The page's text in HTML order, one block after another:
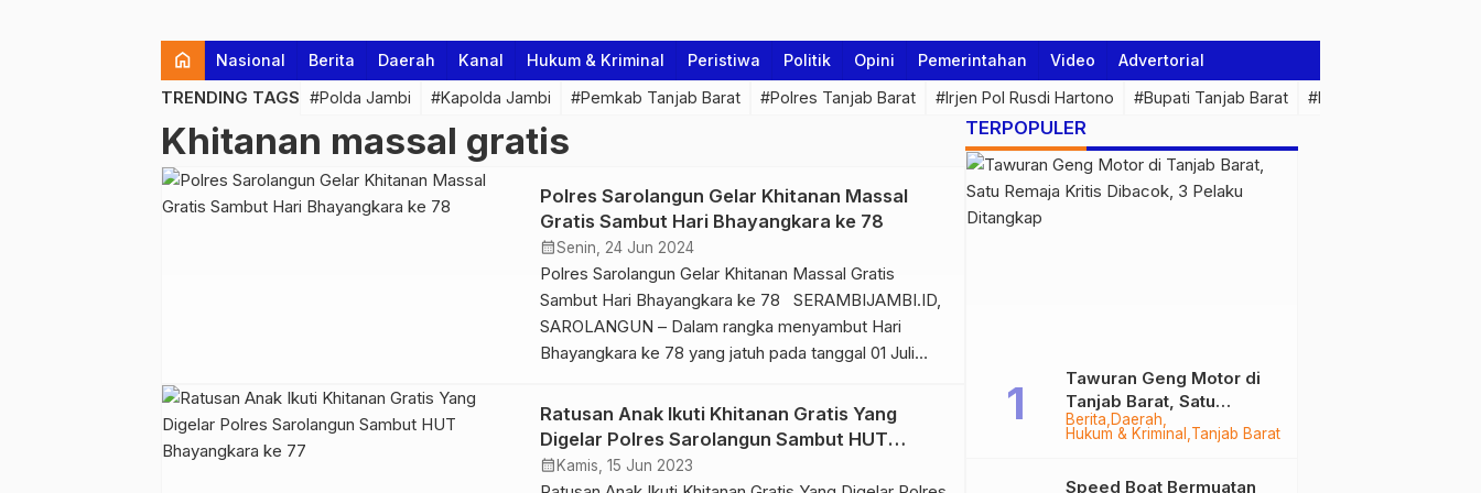
home Nasional Berita Daerah Kanal Hukum & Kriminal Peristiwa Politik Opini Pemerintahan Video Advertorial
TRENDING TAGS #Polda Jambi #Kapolda Jambi #Pemkab Tanjab Barat #Polres Tanjab Barat #Irjen Pol Rusdi Hartono #Bupati Tanjab Barat #Pemprov Jambi
Khitanan massal gratis
Polres Sarolangun Gelar Khitanan Massal
Gratis Sambut Hari Bhayangkara ke 78
calendar_monthSenin, 24 Jun 2024
Polres Sarolangun Gelar Khitanan Massal Gratis
Sambut Hari Bhayangkara ke 78 SERAMBIJAMBI.ID,
SAROLANGUN – Dalam rangka menyambut Hari
Bhayangkara ke 78 yang jatuh pada tanggal 01 Juli
menggelar Bhakti Kesehatan Polri dengan
melaksanakan Khitanan Massal, Senin (24/6/24).
Kapolres Sarolangun AKBP Budi Prasetya didampingi
Ketua Bhayangkari Cabang Sarolangun melihat
Ratusan Anak Ikuti Khitanan Gratis Yang
Digelar Polres Sarolangun Sambut HUT
Bhayangkara ke 77
calendar_month Kamis, 15 Jun 2023
TERPOPULER
Berita Daerah
Hukum & Kriminal Tanjab Barat
Tawuran Geng Motor di
Tanjab Barat, Satu
Remaja Kritis Dibacok, 3
Pelaku Ditangkap
Speed Boat Bermuatan